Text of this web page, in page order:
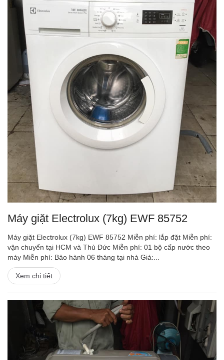
Máy giặt Electrolux (7kg) EWF 85752
Máy giặt Electrolux (7kg) EWF 85752 Miễn phí: lắp đặt Miễn phí:
vận chuyển tại HCM và Thủ Đức Miễn phí: 01 bộ cấp nước theo
máy Miễn phí: Bảo hành 06 tháng tại nhà Giá:...
Xem chi tiết